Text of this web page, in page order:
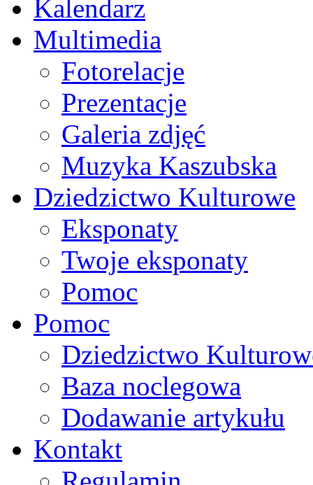
Kalendarz
Multimedia
Fotorelacje
Prezentacje
Galeria zdjęć
Muzyka Kaszubska
Dziedzictwo Kulturowe
Eksponaty
Twoje eksponaty
Pomoc
Pomoc
Dziedzictwo
Baza noclegowa
Dodawanie artykułu
Kontakt